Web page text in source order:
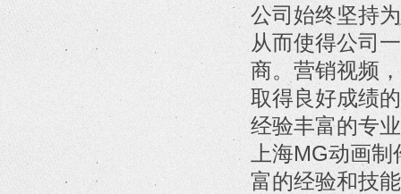
公司始终坚持
从而使得公司
商。营销视频
取得良好成绩
经验丰富的专
上海MG动画
富的经验和技